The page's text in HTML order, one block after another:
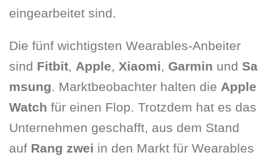
eingearbeitet sind.
Die fünf wichtigsten Wearables-Anbeiter
sind Fitbit, Apple, Xiaomi, Garmin und Sa
msung. Marktbeobachter halten die Apple
Watch für einen Flop. Trotzdem hat es das
Unternehmen geschafft, aus dem Stand
auf Rang zwei in den Markt für Wearables